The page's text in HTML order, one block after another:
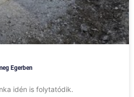
Egerben
idén is folytatódik.